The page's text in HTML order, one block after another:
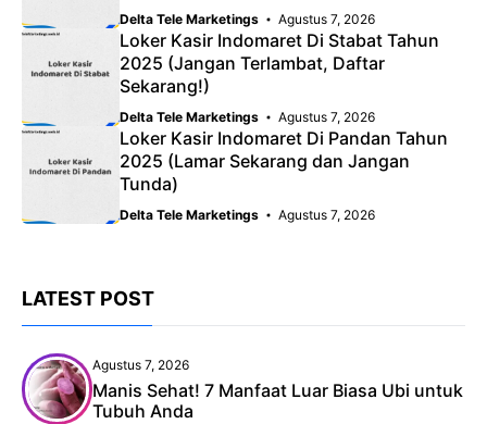
Delta Tele Marketings Agustus 7, 2026
Loker Kasir Indomaret Di Stabat Tahun
2025 (Jangan Terlambat, Daftar
Sekarang!)
Delta Tele Marketings Agustus 7, 2026
Loker Kasir Indomaret Di Pandan Tahun
2025 (Lamar Sekarang dan Jangan
Tunda)
Delta Tele Marketings Agustus 7, 2026
LATEST POST
Agustus 7, 2026
Manis Sehat! 7 Manfaat Luar Biasa Ubi untuk
Tubuh Anda